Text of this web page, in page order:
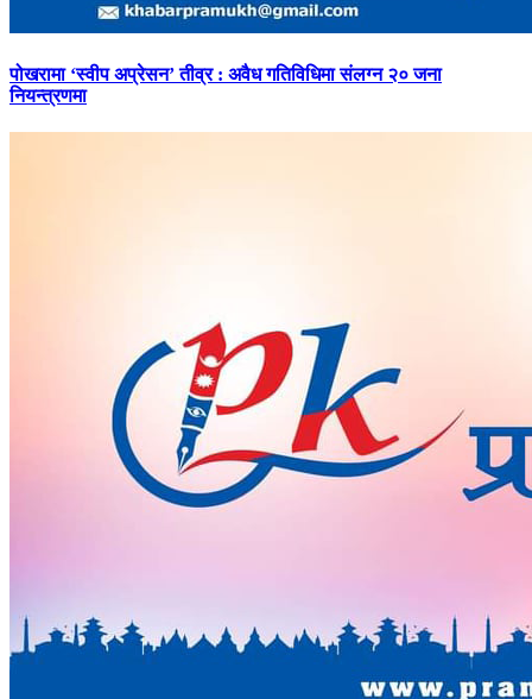
पोखरामा‘स्वीप अप्रेसन’ तीव्र : अवैध गतिविधिमा संलग्न २० जना
नियन्त्रणमा